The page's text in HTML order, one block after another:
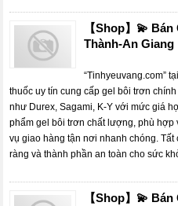
【Shop】💫
Thành-An Giang
“Tinhyeuvang.com”
thuốc uy tín cung cấp gel bôi trơn
như Durex, Sagami, K-Y với mức giá
phẩm gel bôi trơn chất lượng, phù
vụ giao hàng tận nơi nhanh chóng.
ràng và thành phần an toàn cho sức
【Shop】💫